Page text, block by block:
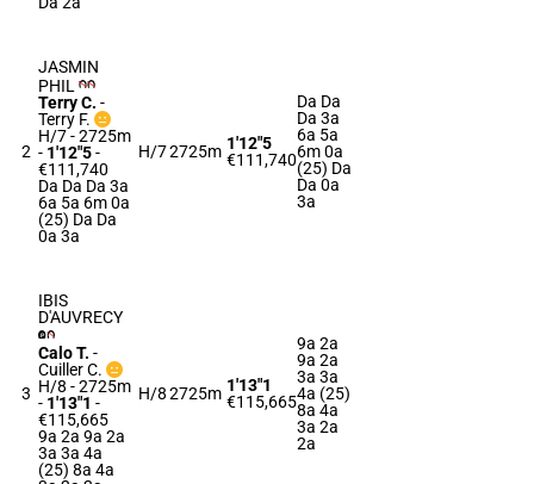
2
JASMIN
PHIL
Terry C. -
Terry F.
H/7 - 2725m
- 1'12"5-
€111,740
Da Da Da 3a
6a 5a 6m 0a
(25) Da Da
0a 3a
H/72725m 1'12"5
€111,740
Da Da
Da 3a
6a 5a
6m 0a
(25) Da
Da 0a
3a
3
IBIS
D'AUVRECY
Calo T. -
Cuiller C.
H/8 - 2725m
- 1'13"1 -
€115,665
9a 2a 9a 2a
3a 3a 4a
(25) 8a 4a
H/82725m 1'13"1
€115,665
9a 2a
9a 2a
3a 3a
4a (25)
8a 4a
3a 2a
2a